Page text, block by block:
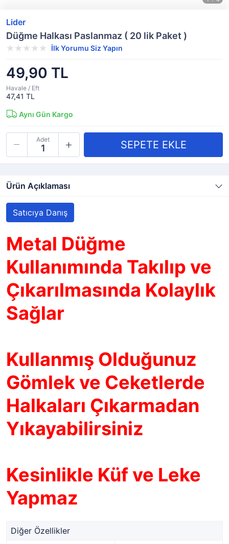
Lider
Düğme Halkası Paslanmaz ( 20 lik Paket )
İlk Yorumu Siz Yapın
49,90 TL
Havale / Eft
47,41 TL
Aynı Gün Kargo
Adet
Ürün Açıklaması
Satıcıya Danış
Metal Düğme
Kullanımında Takılıp ve
Çıkarılmasında Kolaylık
Sağlar
Kullanmış Olduğunuz
Gömlek ve Ceketlerde
Halkaları Çıkarmadan
Yıkayabilirsiniz
Kesinlikle Küf ve Leke
Yapmaz
Diğer Özellikler